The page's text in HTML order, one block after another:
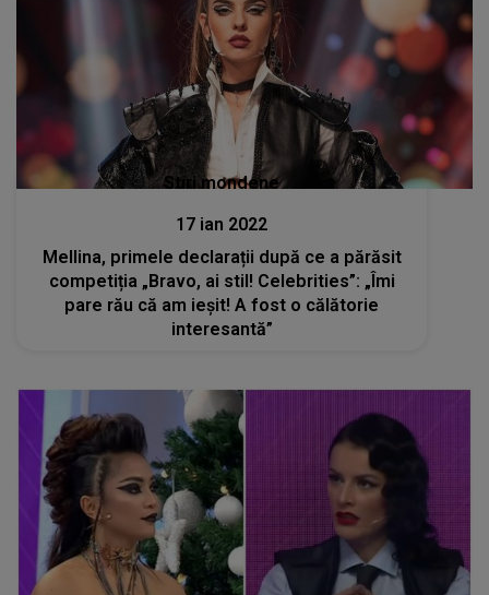
Stiri mondene
17 ian 2022
Mellina, primele declarații după ce a părăsit
competiția „Bravo, ai stil! Celebrities”: „Îmi
pare rău că am ieșit! A fost o călătorie
interesantă”